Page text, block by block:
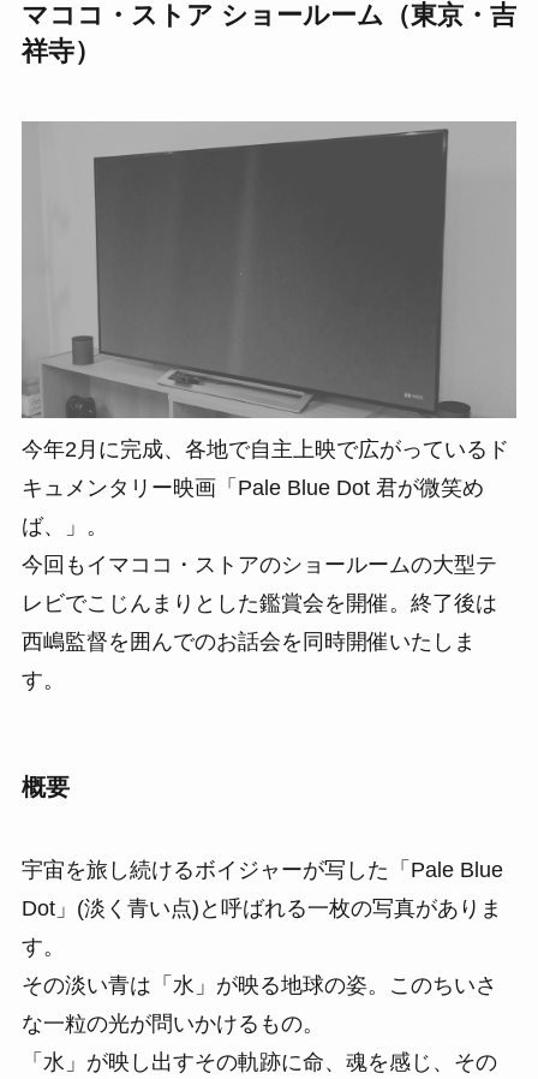
マココ・ストア ショールーム（東京・吉
祥寺）
今年2月に完成、各地で自主上映で広がっているド
キュメンタリー映画「Pale Blue Dot 君が微笑め
ば、」。
今回もイマココ・ストアのショールームの大型テ
レビでこじんまりとした鑑賞会を開催。終了後は
西嶋監督を囲んでのお話会を同時開催いたしま
す。
概要
宇宙を旅し続けるボイジャーが写した「Pale Blue
Dot」(淡く青い点)と呼ばれる一枚の写真がありま
す。
その淡い青は「水」が映る地球の姿。このちいさ
な一粒の光が問いかけるもの。
「水」が映し出すその軌跡に命、魂を感じ、その